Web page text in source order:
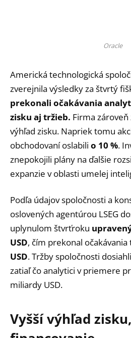
Oracle
Americká technologická
zverejnila výsledky za štvrtý
prekonali očakávania
zisku aj tržieb. Firma
výhľad zisku. Napriek tomu
obchodovaní oslabili o 10 %.
znepokojili plány na ďalšie
expanzie v oblasti umelej
Podľa údajov spoločnosti a
oslovených agentúrou LSEG
uplynulom štvrťroku
USD, čím prekonal
USD. Tržby spoločnosti
zatiaľ čo analytici v priemere
miliardy USD.
Vyšší výhľad